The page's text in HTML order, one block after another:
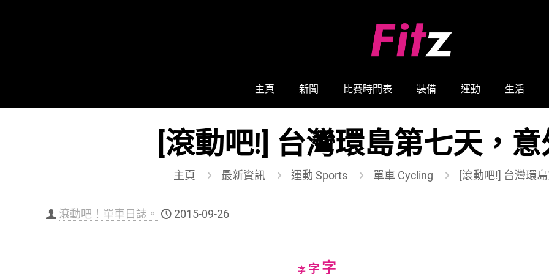
主頁 新聞 比賽時間表 裝備 運動 生活
[滾動吧!] 台灣環島第七天，
主頁 最新資訊 運動 Sports 單車 Cycling [滾動吧!] 台灣環
滾動吧！單車日誌。 2015-09-26
字Decrease
字Reset
字Increase